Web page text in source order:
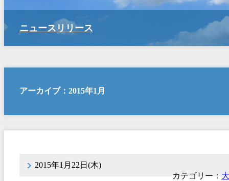
ニュースリリース
アーカイブ：2015年1月
2015年1月22日(木)
カテゴリー：